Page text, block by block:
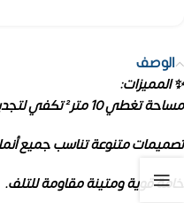
الوصف
✨ المميزات:
مساحة تغطي 10 متر² تكفي لتجديد جدار كامل.
تصميمات متنوعة تناسب جميع
خامة قوية ومتينة مقاومة للتلف.